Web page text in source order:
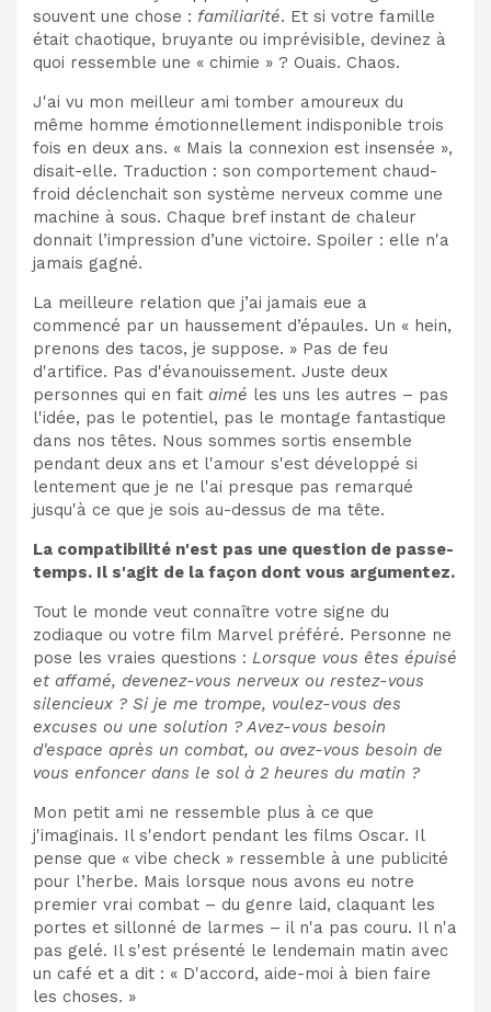
souvent une chose : familiarité. Et si votre famille
était chaotique, bruyante ou imprévisible, devinez à
quoi ressemble une « chimie » ? Ouais. Chaos.
J'ai vu mon meilleur ami tomber amoureux du
même homme émotionnellement indisponible trois
fois en deux ans. « Mais la connexion est insensée »,
disait-elle. Traduction : son comportement chaud-
froid déclenchait son système nerveux comme une
machine à sous. Chaque bref instant de chaleur
donnait l’impression d’une victoire. Spoiler : elle n'a
jamais gagné.
La meilleure relation que j’ai jamais eue a
commencé par un haussement d’épaules. Un « hein,
prenons des tacos, je suppose. » Pas de feu
d'artifice. Pas d'évanouissement. Juste deux
personnes qui en fait aimé les uns les autres – pas
l'idée, pas le potentiel, pas le montage fantastique
dans nos têtes. Nous sommes sortis ensemble
pendant deux ans et l'amour s'est développé si
lentement que je ne l'ai presque pas remarqué
jusqu'à ce que je sois au-dessus de ma tête.
La compatibilité n'est pas une question de passe-
temps. Il s'agit de la façon dont vous argumentez.
Tout le monde veut connaître votre signe du
zodiaque ou votre film Marvel préféré. Personne ne
pose les vraies questions : Lorsque vous êtes épuisé
et affamé, devenez-vous nerveux ou restez-vous
silencieux ? Si je me trompe, voulez-vous des
excuses ou une solution ? Avez-vous besoin
d'espace après un combat, ou avez-vous besoin de
vous enfoncer dans le sol à 2 heures du matin ?
Mon petit ami ne ressemble plus à ce que
j'imaginais. Il s'endort pendant les films Oscar. Il
pense que « vibe check » ressemble à une publicité
pour l’herbe. Mais lorsque nous avons eu notre
premier vrai combat – du genre laid, claquant les
portes et sillonné de larmes – il n'a pas couru. Il n'a
pas gelé. Il s'est présenté le lendemain matin avec
un café et a dit : « D'accord, aide-moi à bien faire
les choses. »